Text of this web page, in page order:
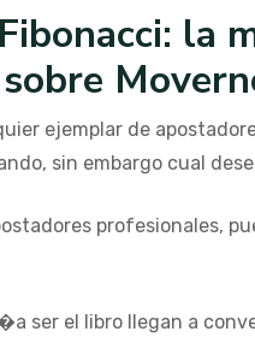
la
ejemplar de
sin embargo cual
profesionales,
ser el libro llegan a